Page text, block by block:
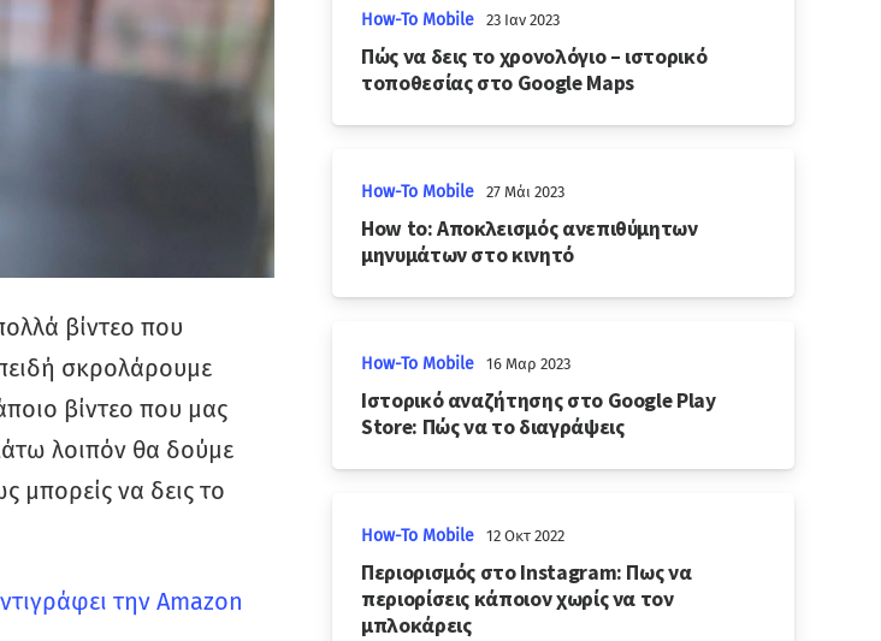
βίντεο που
σκρολάρουμε
βίντεο που μας
λοιπόν θα δούμε
μπορείς να δεις το
την Amazon
How-To Mobile 23 Ιαν 2023
Πώς να δεις το χρονολόγιο – ιστορικό
τοποθεσίας στο Google Maps
How-To Mobile 27 Μάι 2023
How to: Αποκλεισμός ανεπιθύμητων
μηνυμάτων στο κινητό
How-To Mobile 16 Μαρ 2023
Ιστορικό αναζήτησης στο Google Play
Store: Πώς να το διαγράψεις
How-To Mobile 12 Οκτ 2022
Περιορισμός στο Instagram: Πως να
περιορίσεις κάποιον χωρίς να τον
μπλοκάρεις